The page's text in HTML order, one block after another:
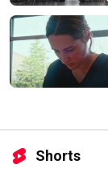
Shorts